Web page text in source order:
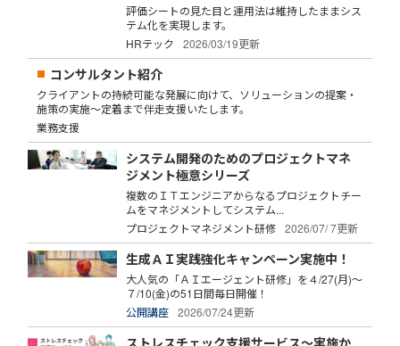
評価シートの見た目と運用法は維持したままシス
テム化を実現します。
HRテック
2026/03/19更新
コンサルタント紹介
クライアントの持続可能な発展に向けて、ソリューションの提案・
施策の実施～定着まで伴走支援いたします。
業務支援
システム開発のためのプロジェクトマネ
ジメント極意シリーズ
複数のＩＴエンジニアからなるプロジェクトチー
ムをマネジメントしてシステム...
プロジェクトマネジメント研修
2026/07/ 7更新
生成ＡＩ実践強化キャンペーン実施中！
大人気の「ＡＩエージェント研修」を４/27(月)～
７/10(金)の51日間毎日開催！
公開講座
2026/07/24更新
ストレスチェック支援サービス～実施か